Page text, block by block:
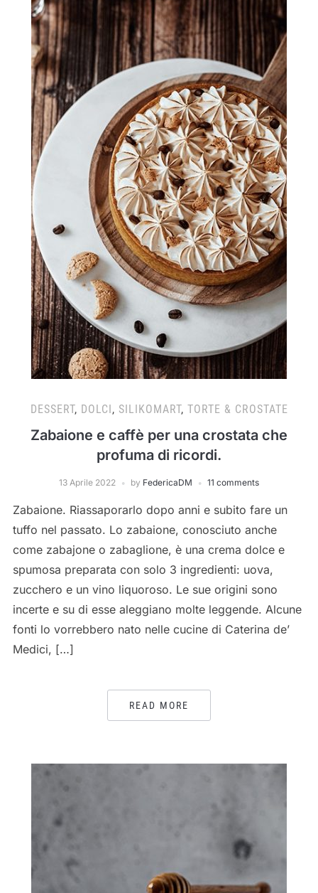
DESSERT, DOLCI, SILIKOMART, TORTE & CROSTATE
Zabaione e caffè per una crostata che
profuma di rico​rdi.
13 Aprile 2022 by FedericaDM 11 comments
Zabaione. Riassaporarlo dopo anni e subito fare un
tuffo nel passato. Lo zabaione​, ​​conosciuto anche
come zabajone o zabaglione​, è una crema dolce e
spumosa ​preparata con solo 3 ingredienti: uova,
zucchero e ​un ​vino liquoroso. Le sue origini sono
incerte e su di esse aleggiano molte leggende. Alcune
fonti lo vorrebbero nato nelle cucine di Caterina de’
Medici, […]
READ MORE